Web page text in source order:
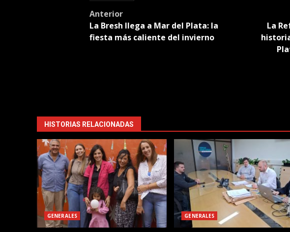
Post
navigation
Anterior
La Bresh llega a Mar del Plata: la
fiesta más caliente del invierno
La
HISTORIAS RELACIONADAS
GENERALES GENERALES